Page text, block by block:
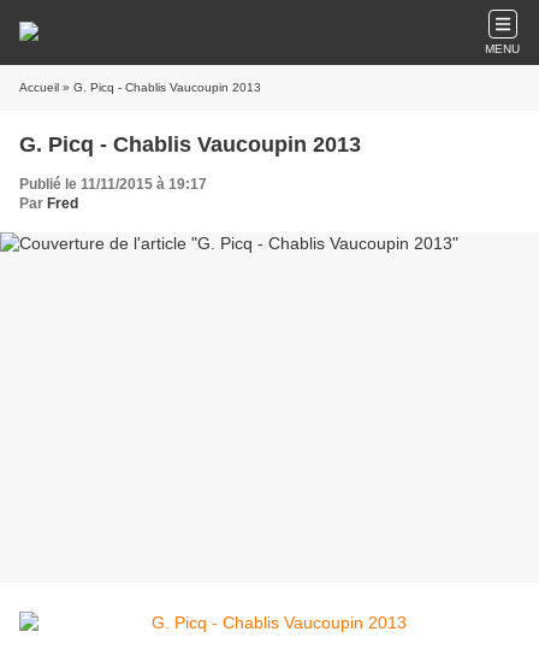
MENU
Accueil » G. Picq - Chablis Vaucoupin 2013
G. Picq - Chablis Vaucoupin 2013
Publié le 11/11/2015 à 19:17
Par Fred